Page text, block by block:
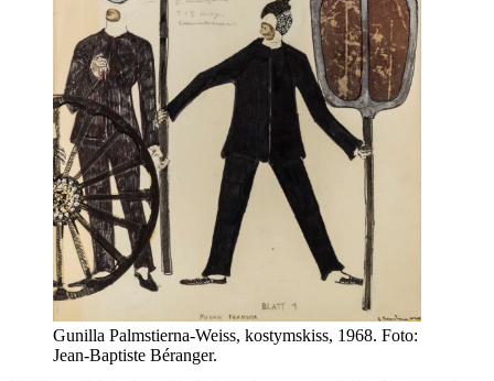
Gunilla Palmstierna-Weiss, kostymskiss, 1968. Foto:
Jean-Baptiste Béranger.